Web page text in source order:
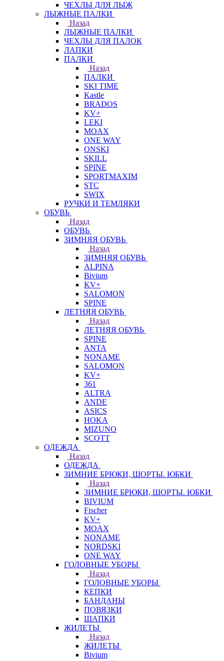
ЧЕХЛЫ ДЛЯ ЛЫЖ
ЛЫЖНЫЕ ПАЛКИ
Назад
ЛЫЖНЫЕ ПАЛКИ
ЧЕХЛЫ ДЛЯ ПАЛОК
ЛАПКИ
ПАЛКИ
Назад
ПАЛКИ
SKI TIME
Kastle
BRADOS
KV+
LEKI
MOAX
ONE WAY
ONSKI
SKILL
SPINE
SPORTMAXIM
STC
SWIX
РУЧКИ И ТЕМЛЯКИ
ОБУВЬ
Назад
ОБУВЬ
ЗИМНЯЯ ОБУВЬ
Назад
ЗИМНЯЯ ОБУВЬ
ALPINA
Bivium
KV+
SALOMON
SPINE
ЛЕТНЯЯ ОБУВЬ
Назад
ЛЕТНЯЯ ОБУВЬ
SPINE
ANTA
NONAME
SALOMON
KV+
361
ALTRA
ANDE
ASICS
HOKA
MIZUNO
SCOTT
ОДЕЖДА
Назад
ОДЕЖДА
ЗИМНИЕ БРЮКИ, ШОРТЫ. ЮБКИ
Назад
ЗИМНИЕ БРЮКИ, ШОРТЫ. ЮБКИ
BIVIUM
Fischer
KV+
MOAX
NONAME
NORDSKI
ONE WAY
ГОЛОВНЫЕ УБОРЫ
Назад
ГОЛОВНЫЕ УБОРЫ
КЕПКИ
БАНДАНЫ
ПОВЯЗКИ
ШАПКИ
ЖИЛЕТЫ
Назад
ЖИЛЕТЫ
Bivium